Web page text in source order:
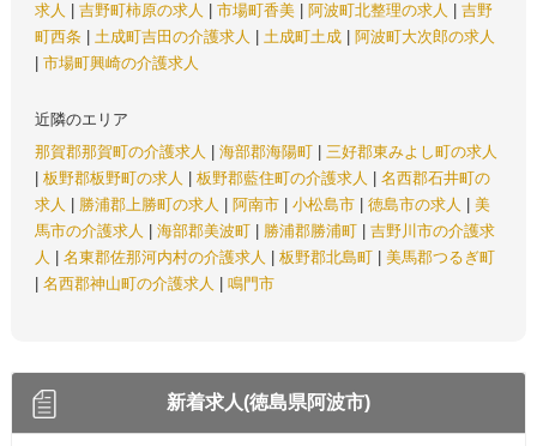
求人
吉野町柿原の求人 市場町香美 阿波町北整理の求人
吉野
町西条
土成町吉田の介護求人 土成町土成
阿波町大次郎の求人
市場町興崎の介護求人
近隣のエリア
那賀郡那賀町の介護求人
海部郡海陽町
三好郡東みよし町の求人
板野郡板野町の求人 板野郡藍住町の介護求人
名西郡石井町の
求人
勝浦郡上勝町の求人 阿南市 小松島市 徳島市の求人
美
馬市の介護求人
海部郡美波町 勝浦郡勝浦町
吉野川市の介護求
人
名東郡佐那河内村の介護求人 板野郡北島町
美馬郡つるぎ町
名西郡神山町の介護求人 鳴門市
新着求人(徳島県阿波市)